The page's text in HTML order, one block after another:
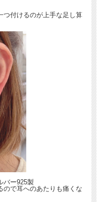
つ付けるのが上手な足し算
バー925製
ので耳へのあたりも痛くな